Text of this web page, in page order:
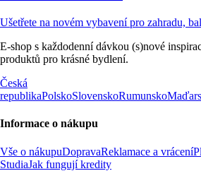
Ušetřete na novém vybavení pro zahradu,
E-shop s každodenní dávkou (s)nové
produktů pro krásné bydlení.
Česká
republikaPolskoSlovenskoRumunsko
Informace o nákupu
Vše o nákupuDopravaReklamace a vrácení
StudiaJak fungují kredity